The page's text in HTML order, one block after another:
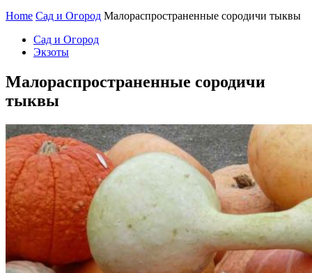
Home Сад и Огород Малораспространенные сородичи тыквы
Сад и Огород
Экзоты
Малораспространенные сородичи
тыквы